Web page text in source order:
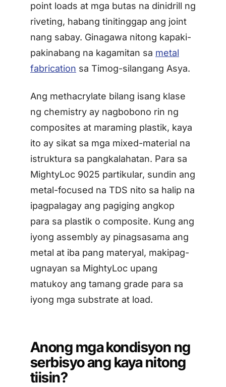
point loads at mga butas na dinidrill ng
riveting, habang tinitinggap ang joint
nang sabay. Ginagawa nitong kapaki-
pakinabang na kagamitan sa metal
fabrication sa Timog-silangang Asya.
Ang methacrylate bilang isang klase
ng chemistry ay nagbobono rin ng
composites at maraming plastik, kaya
ito ay sikat sa mga mixed-material na
istruktura sa pangkalahatan. Para sa
MightyLoc 9025 partikular, sundin ang
metal-focused na TDS nito sa halip na
ipagpalagay ang pagiging angkop
para sa plastik o composite. Kung ang
iyong assembly ay pinagsasama ang
metal at iba pang materyal, makipag-
ugnayan sa MightyLoc upang
matukoy ang tamang grade para sa
iyong mga substrate at load.
Anong mga kondisyon ng
serbisyo ang kaya nitong
tiisin?